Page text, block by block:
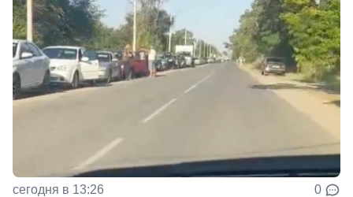
сегодня в 13:26 0